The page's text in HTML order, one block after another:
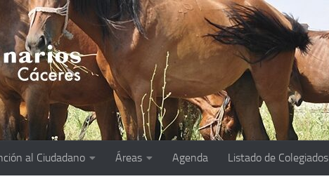
al Ciudadano Áreas Agenda Listado de Colegiados